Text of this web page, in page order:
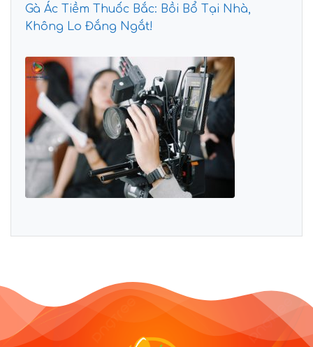
Gà Ác Tiềm Thuốc Bắc: Bồi Bổ Tại Nhà,
Không Lo Đắng Ngắt!